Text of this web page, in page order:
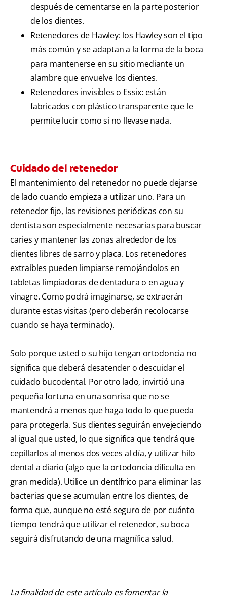
después de cementarse en la parte posterior
de los dientes.
Retenedores de Hawley: los Hawley son el tipo
más común y se adaptan a la forma de la boca
para mantenerse en su sitio mediante un
alambre que envuelve los dientes.
Retenedores invisibles o Essix: están
fabricados con plástico transparente que le
permite lucir como si no llevase nada.
Cuidado del retenedor
El mantenimiento del retenedor no puede dejarse
de lado cuando empieza a utilizar uno. Para un
retenedor fijo, las revisiones periódicas con su
dentista son especialmente necesarias para buscar
caries y mantener las zonas alrededor de los
dientes libres de sarro y placa. Los retenedores
extraíbles pueden limpiarse remojándolos en
tabletas limpiadoras de dentadura o en agua y
vinagre. Como podrá imaginarse, se extraerán
durante estas visitas (pero deberán recolocarse
cuando se haya terminado).
Solo porque usted o su hijo tengan ortodoncia no
significa que deberá desatender o descuidar el
cuidado bucodental. Por otro lado, invirtió una
pequeña fortuna en una sonrisa que no se
mantendrá a menos que haga todo lo que pueda
para protegerla. Sus dientes seguirán envejeciendo
al igual que usted, lo que significa que tendrá que
cepillarlos al menos dos veces al día, y utilizar hilo
dental a diario (algo que la ortodoncia dificulta en
gran medida). Utilice un dentífrico para eliminar las
bacterias que se acumulan entre los dientes, de
forma que, aunque no esté seguro de por cuánto
tiempo tendrá que utilizar el retenedor, su boca
seguirá disfrutando de una magnífica salud.
La finalidad de este artículo es fomentar la